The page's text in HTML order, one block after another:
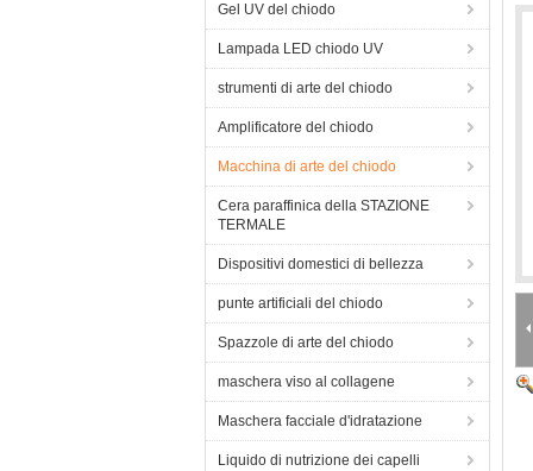
Gel UV del chiodo
Lampada LED chiodo UV
strumenti di arte del chiodo
Amplificatore del chiodo
Macchina di arte del chiodo
Cera paraffinica della STAZIONE
TERMALE
Dispositivi domestici di bellezza
punte artificiali del chiodo
Spazzole di arte del chiodo
maschera viso al collagene
Maschera facciale d'idratazione
Liquido di nutrizione dei capelli